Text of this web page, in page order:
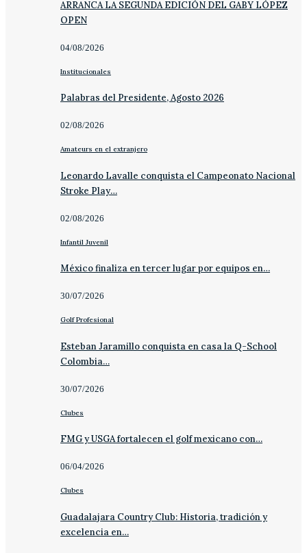
ARRANCA LA SEGUNDA EDICIÓN DEL GABY LÓPEZ
OPEN
04/08/2026
Institucionales
Palabras del Presidente, Agosto 2026
02/08/2026
Amateurs en el extranjero
Leonardo Lavalle conquista el Campeonato Nacional
Stroke Play…
02/08/2026
Infantil Juvenil
México finaliza en tercer lugar por equipos en…
30/07/2026
Golf Profesional
Esteban Jaramillo conquista en casa la Q-School
Colombia…
30/07/2026
Clubes
FMG y USGA fortalecen el golf mexicano con…
06/04/2026
Clubes
Guadalajara Country Club: Historia, tradición y
excelencia en…